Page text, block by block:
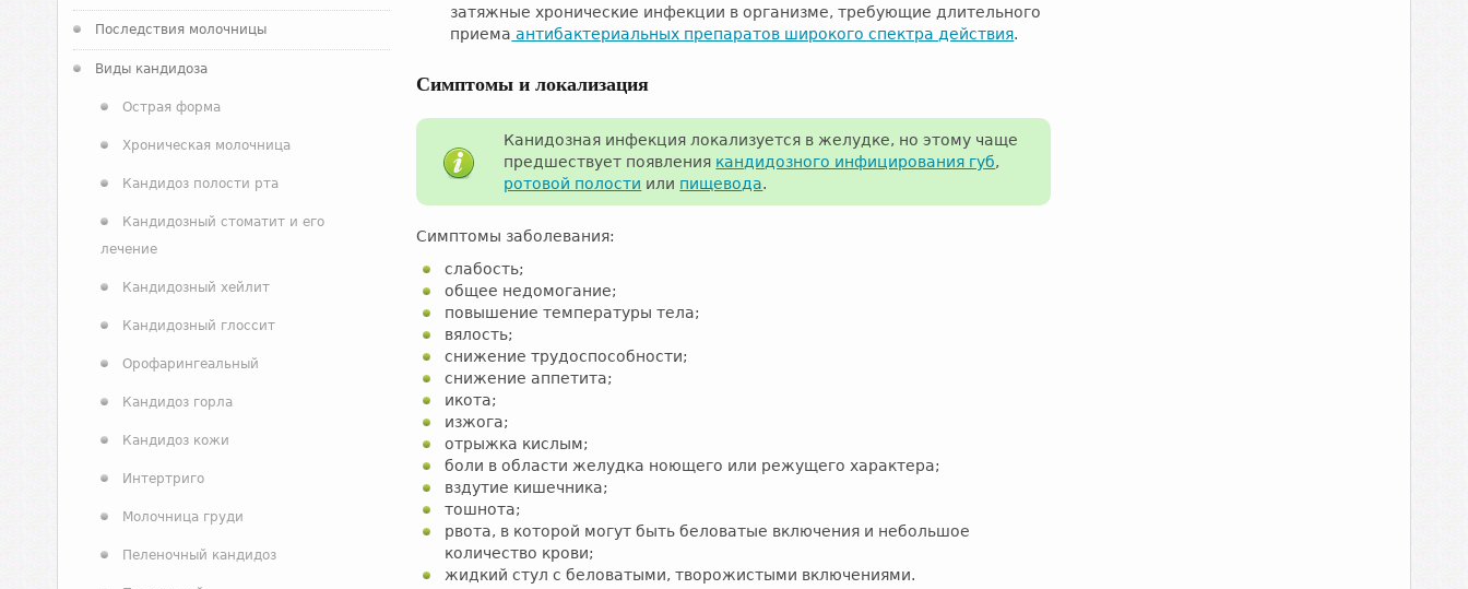
Последствия молочницы
Виды кандидоза
Острая форма
Хроническая молочница
Кандидоз полости рта
Кандидозный стоматит и его
лечение
Кандидозный хейлит
Кандидозный глоссит
Орофарингеальный
Кандидоз горла
Кандидоз кожи
Интертриго
Молочница груди
Пеленочный кандидоз
затяжные хронические инфекции в организме, требующие длительного
приема антибактериальных препаратов широкого спектра действия.
Симптомы и локализация
Канидозная инфекция локализуется в желудке, но этому чаще
предшествует появления кандидозного инфицирования губ,
ротовой полости или пищевода.
Симптомы заболевания:
слабость;
общее недомогание;
повышение температуры тела;
вялость;
снижение трудоспособности;
снижение аппетита;
икота;
изжога;
отрыжка кислым;
боли в области желудка ноющего или режущего характера;
вздутие кишечника;
тошнота;
рвота, в которой могут быть беловатые включения и небольшое
количество крови;
жидкий стул с беловатыми, творожистыми включениями.